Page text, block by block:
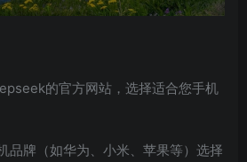
的官方网站，选择适合您手机
品牌（如华为、小米、苹果等）选择